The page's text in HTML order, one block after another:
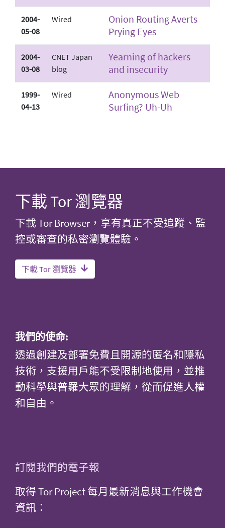
2004-
05-08
Wired
Onion Routing Averts
Prying Eyes
2004-
03-08
CNET Japan
blog
Yearning of hackers
and insecurity
1999-
04-13
Wired
Anonymous Web
Surfing? Uh-Uh
下載 Tor 瀏覽器
下載 Tor Browser，享有真正不受追蹤、監
控或審查的私密瀏覽體驗。
下載 Tor 瀏覽器
我們的使命:
透過創建及部署免費且開源的匿名和隱私
技術，支援用戶能不受限制地使用，並推
動科學與普羅大眾的理解，從而促進人權
和自由。
訂閱我們的電子報
取得 Tor Project 每月最新消息與工作機會
資訊：